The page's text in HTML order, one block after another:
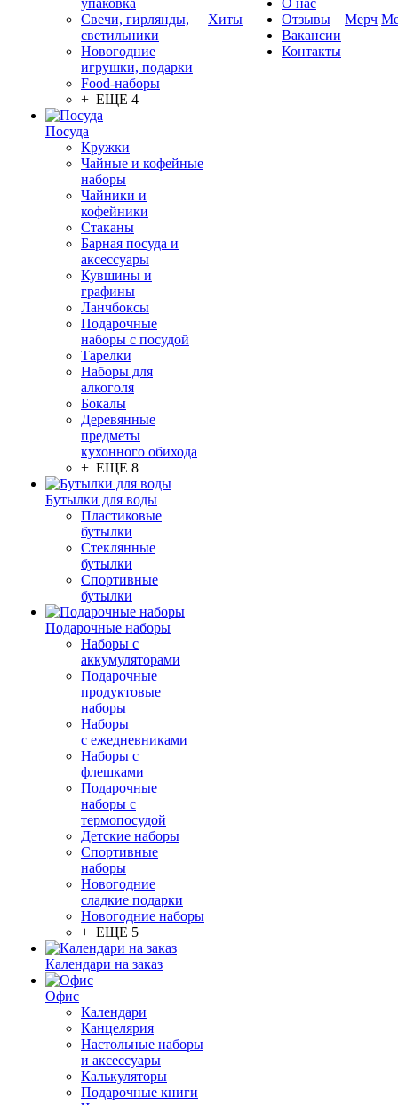
упаковка
Свечи, гирлянды,
светильники
Новогодние
игрушки, подарки
Food-наборы
+ ЕЩЕ 4
Посуда
Кружки
Чайные и кофейные
наборы
Чайники и
кофейники
Стаканы
Барная посуда и
аксессуары
Кувшины и
графины
Ланчбоксы
Подарочные
наборы с посудой
Тарелки
Наборы для
алкоголя
Бокалы
Деревянные
предметы
кухонного обихода
+ ЕЩЕ 8
Бутылки для воды
Пластиковые
бутылки
Стеклянные
бутылки
Спортивные
бутылки
Подарочные наборы
Наборы с
аккумуляторами
Подарочные
продуктовые
наборы
Наборы
с ежедневниками
Наборы с
флешками
Подарочные
наборы с
термопосудой
Детские наборы
Спортивные
наборы
Новогодние
сладкие подарки
Новогодние наборы
+ ЕЩЕ 5
Календари на заказ
Офис
Календари
Канцелярия
Настольные наборы
и аксессуары
Калькуляторы
Подарочные книги
Хиты
О нас
Отзывы
Вакансии
Контакты
Мерч